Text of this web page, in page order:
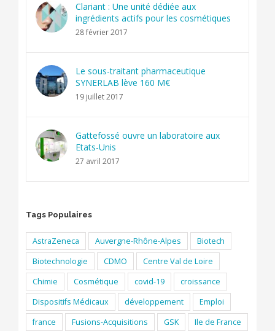
Clariant : Une unité dédiée aux
ingrédients actifs pour les cosmétiques
28 février 2017
Le sous-traitant pharmaceutique
SYNERLAB lève 160 M€
19 juillet 2017
Gattefossé ouvre un laboratoire aux
Etats-Unis
27 avril 2017
Tags Populaires
AstraZeneca Auvergne-Rhône-Alpes
Biotech
Biotechnologie
CDMO
Centre Val de Loire
Chimie
Cosmétique covid-19
croissance
Dispositifs Médicaux
développement
Emploi
france
Fusions-Acquisitions GSK
Ile de France